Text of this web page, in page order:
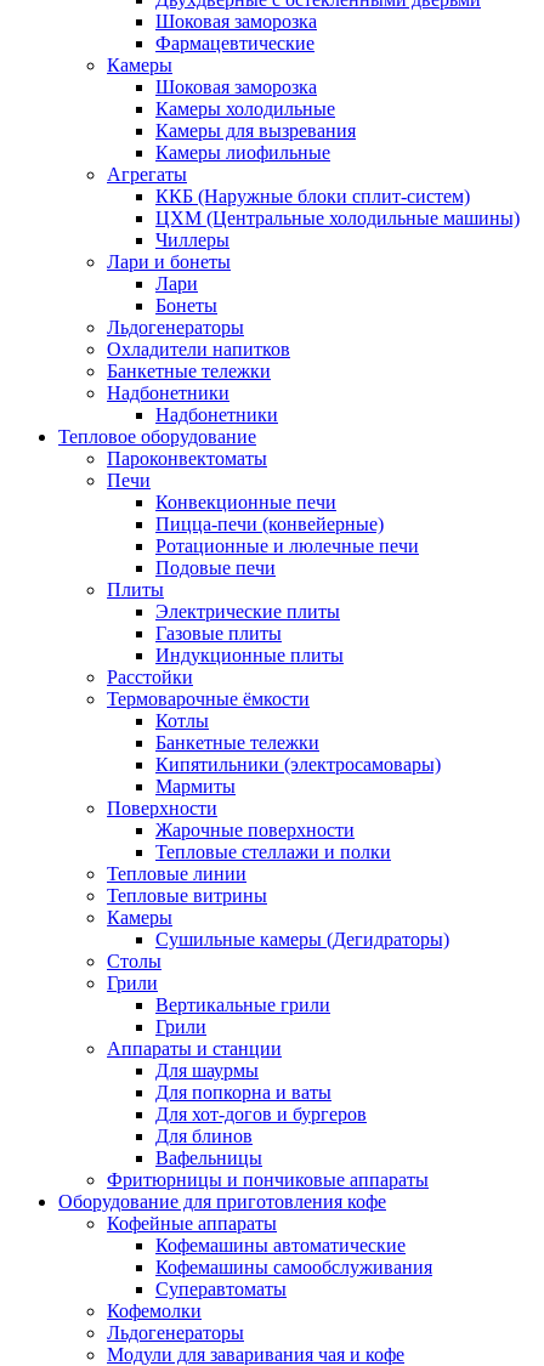
Шоковая заморозка
Фармацевтические
Камеры
Шоковая заморозка
Камеры холодильные
Камеры для вызревания
Камеры лиофильные
Агрегаты
ККБ (Наружные блоки сплит-систем)
ЦХМ (Центральные холодильные машины)
Чиллеры
Лари и бонеты
Лари
Бонеты
Льдогенераторы
Охладители напитков
Банкетные тележки
Надбонетники
Надбонетники
Тепловое оборудование
Пароконвектоматы
Печи
Конвекционные печи
Пицца-печи (конвейерные)
Ротационные и люлечные печи
Подовые печи
Плиты
Электрические плиты
Газовые плиты
Индукционные плиты
Расстойки
Термоварочные ёмкости
Котлы
Банкетные тележки
Кипятильники (электросамовары)
Мармиты
Поверхности
Жарочные поверхности
Тепловые стеллажи и полки
Тепловые линии
Тепловые витрины
Камеры
Сушильные камеры (Дегидраторы)
Столы
Грили
Вертикальные грили
Грили
Аппараты и станции
Для шаурмы
Для попкорна и ваты
Для хот-догов и бургеров
Для блинов
Вафельницы
Фритюрницы и пончиковые аппараты
Оборудование для приготовления кофе
Кофейные аппараты
Кофемашины автоматические
Кофемашины самообслуживания
Суперавтоматы
Кофемолки
Льдогенераторы
Модули для заваривания чая и кофе